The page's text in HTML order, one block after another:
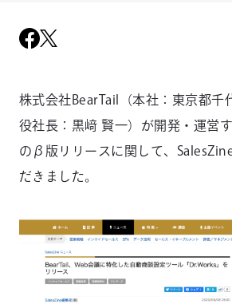
株式会社BearTail（本社：東京都千
役社長：黒﨑 賢一）が開発・運営
のβ版リリースに関して、
だきました。